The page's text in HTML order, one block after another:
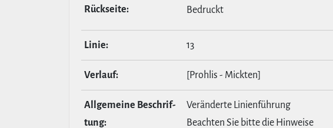
Rückseite: Bedruckt
Linie: 13
Verlauf: [Prohlis - Mickten]
All­ge­meine Beschrif­
tung:
Veränderte Linienführung
Beachten Sie bitte die Hinweise